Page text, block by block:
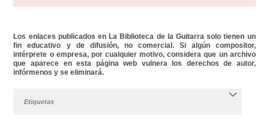
Los enlaces publicados en La Biblioteca de la Guitarra solo tienen un
fin educativo y de difusión, no comercial. Si algún compositor,
intérprete o empresa, por cualquier motivo, considera que un archivo
que aparece en esta página web vulnera los derechos de autor,
infórmenos y se eliminará.
Etiquetas